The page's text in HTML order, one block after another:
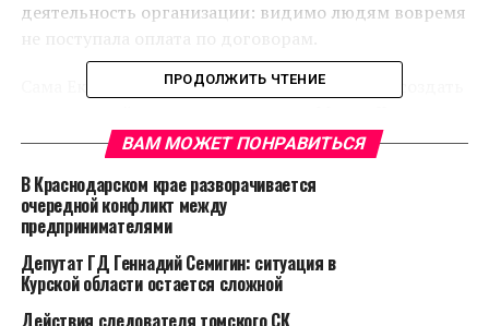
деятельность организации: видимо людям вовремя
Сама Екатерина Мариненко утверждает, что создать
Янина Исакова. При этом нанятый Мариненко
адвокат Андрей Комиссаров указал, что возможное
обналичивание средств происходило с помощью
подконтрольных бывшим подругам его
подзащитной фирм. Юрист также обнаружил
предположительную недостачу в 70 млн рублей при
анализе деятельности фирмы.
ПРОДОЛЖИТЬ ЧТЕНИЕ
ВАМ МОЖЕТ ПОНРАВИТЬСЯ
В Краснодарском крае разворачивается
очередной конфликт между
предпринимателями
Депутат ГД Геннадий Семигин: ситуация в
Курской области остается сложной
Действия следователя томского СК